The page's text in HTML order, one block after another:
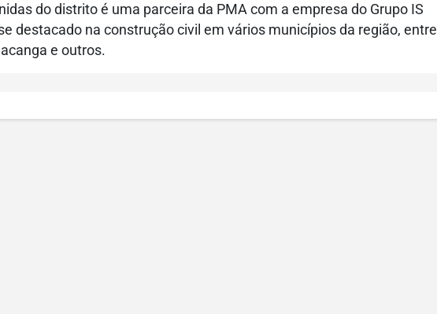
do distrito é uma parceira da PMA com a empresa do Grupo IS
destacado na construção civil em vários municípios da região, entre
e outros.